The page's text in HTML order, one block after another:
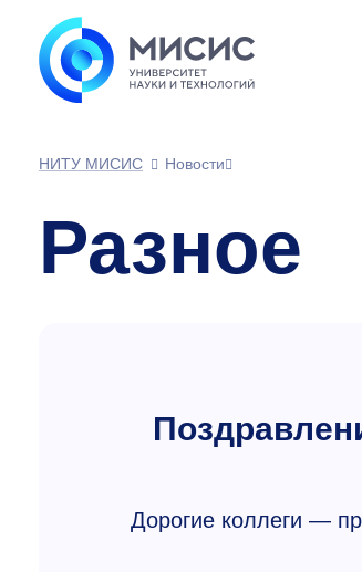
НИТУ МИСИС Новости
Разное
Дорогие коллеги —